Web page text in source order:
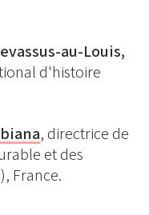
au-Louis,
d'histoire
, directrice de
et des
France.